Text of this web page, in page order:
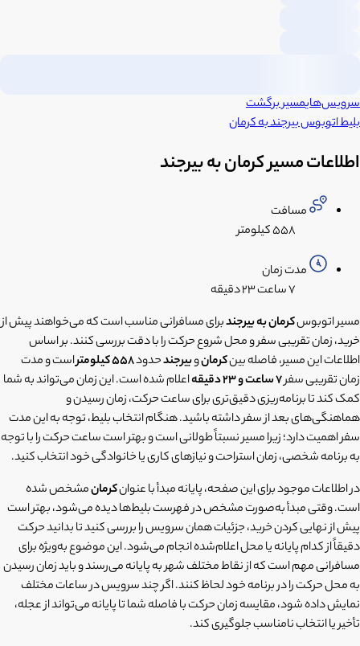
سرویس‌هایمسیر برگشت
بلیط اتوبوسبیرجندبهکرمان
اطلاعات مسیر کرمان به بیرجند
مسافت
۵۵۸ کیلومتر
مدت زمان
۷ ساعت
۲۳ دقیقه
مسیر اتوبوسکرمان به بیرجندبرای مسافرانی مناسب است که می‌خواهند پیش از
خرید، زمان تقریبی سفر و محل شروع حرکت را با دقت بررسی کنند. بر اساس
اطلاعات این مسیر، فاصله بینکرمانوبیرجندحدود558 کیلومتر
است و مدت
زمان تقریبی سفر7 ساعت و 23 دقیقه
اعلام شده است. این زمان می‌تواند به شما
کمک کند تا برنامه‌ریزی دقیق‌تری برای ساعت حرکت، زمان رسیدن و
هماهنگی‌های بعد از سفر داشته باشید. هنگام انتخاب بلیط، توجه به این مدت
سفر اهمیت دارد؛ زیرا مسیر نسبتاً طولانی است و بهتر است ساعت حرکت را با توجه
به برنامه شخصی، زمان استراحت و نیازهای کاری یا خانوادگی خود انتخاب کنید.
در اطلاعات موجود برای این صفحه، پایانه مبدأ با عنوانکرمانمشخص شده
است. وقتی مبدأ به‌صورت مشخص در فهرست بلیط‌ها دیده می‌شود، بهتر است
پیش از نهایی کردن خرید، جزئیات همان سرویس را بررسی کنید تا بدانید حرکت
دقیقاً از کدام پایانه یا محل اعلام‌شده انجام می‌شود. این موضوع به‌ویژه برای
مسافرانی مهم است که از نقاط مختلف شهر به پایانه می‌رسند و باید زمان رسیدن
به محل حرکت را در برنامه خود لحاظ کنند. اگر چند سرویس در ساعات مختلف
نمایش داده شود، مقایسه زمان حرکت با فاصله شما تا پایانه می‌تواند از عجله،
تأخیر یا انتخاب نامناسب جلوگیری کند.